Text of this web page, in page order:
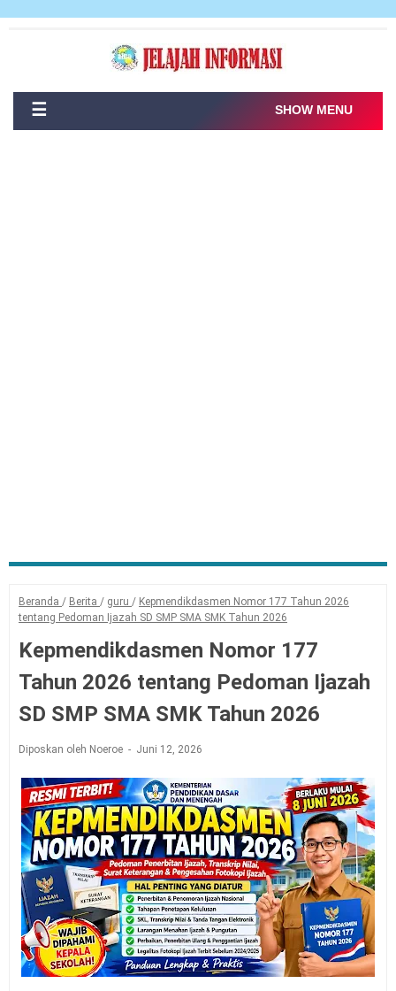
☰ SHOW MENU
Beranda / Berita / guru / Kepmendikdasmen Nomor 177 Tahun 2026
tentang Pedoman Ijazah SD SMP SMA SMK Tahun 2026
Kepmendikdasmen Nomor 177
Tahun 2026 tentang Pedoman Ijazah
SD SMP SMA SMK Tahun 2026
Diposkan oleh Noeroe Juni 12, 2026